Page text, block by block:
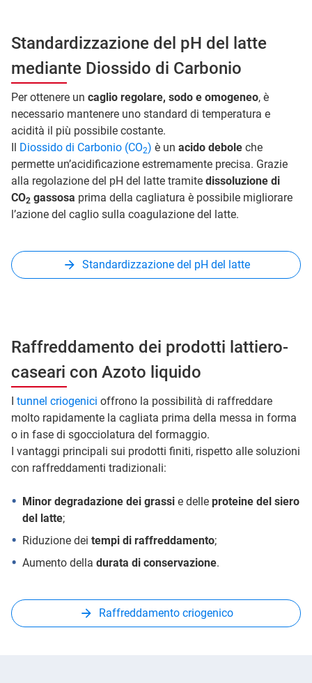
Standardizzazione del pH del latte
mediante Diossido di Carbonio
Per ottenere un caglio regolare, sodo e omogeneo, è
necessario mantenere uno standard di temperatura e
acidità il più possibile costante.
Diossido di Carbonio (CO2) è un acido debole che
permette un’acidificazione estremamente precisa. Grazie
alla regolazione del pH del latte tramite dissoluzione di
CO2 gassosa prima della cagliatura è possibile migliorare
l’azione del caglio sulla coagulazione del latte.
Standardizzazione del pH del latte
Raffreddamento dei prodotti lattiero-
caseari con Azoto liquido
tunnel criogenici offrono la possibilità di raffreddare
molto rapidamente la cagliata prima della messa in forma
o in fase di sgocciolatura del formaggio.
I vantaggi principali sui prodotti finiti, rispetto alle soluzioni
con raffreddamenti tradizionali:
Minor degradazione dei grassi e delle proteine del siero
del latte;
Riduzione dei tempi di raffreddamento;
Aumento della durata di conservazione.
Raffreddamento criogenico